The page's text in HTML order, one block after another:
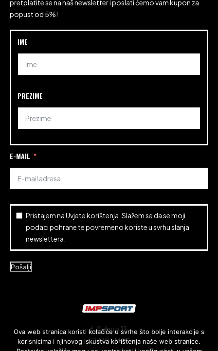
pretplatite se na naš newsletter i poslati ćemo vam kupon za
popust od 5%!
IME
PREZIME
E-MAIL
Pristajem naUvjete korištenja . Slažem se da se moji
podaci pohrane te povremeno koriste u svrhu slanja
newslettera.
Pošalji
6. Svibnja 11,
52470 UMAG
Ova web stranica koristi kolačiće u svrhe što bolje interakcije s
korisnicima i njihovog iskustva korištenja naše web stranice.